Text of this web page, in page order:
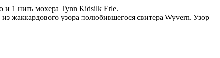
и 1 нить мохера Tynn Kidsilk Erle.
жаккардового узора полюбившегося свитера Wyvern. Узор